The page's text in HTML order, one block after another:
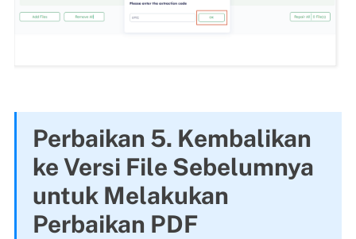
Perbaikan 5. Kembalikan
ke Versi File Sebelumnya
untuk Melakukan
Perbaikan PDF